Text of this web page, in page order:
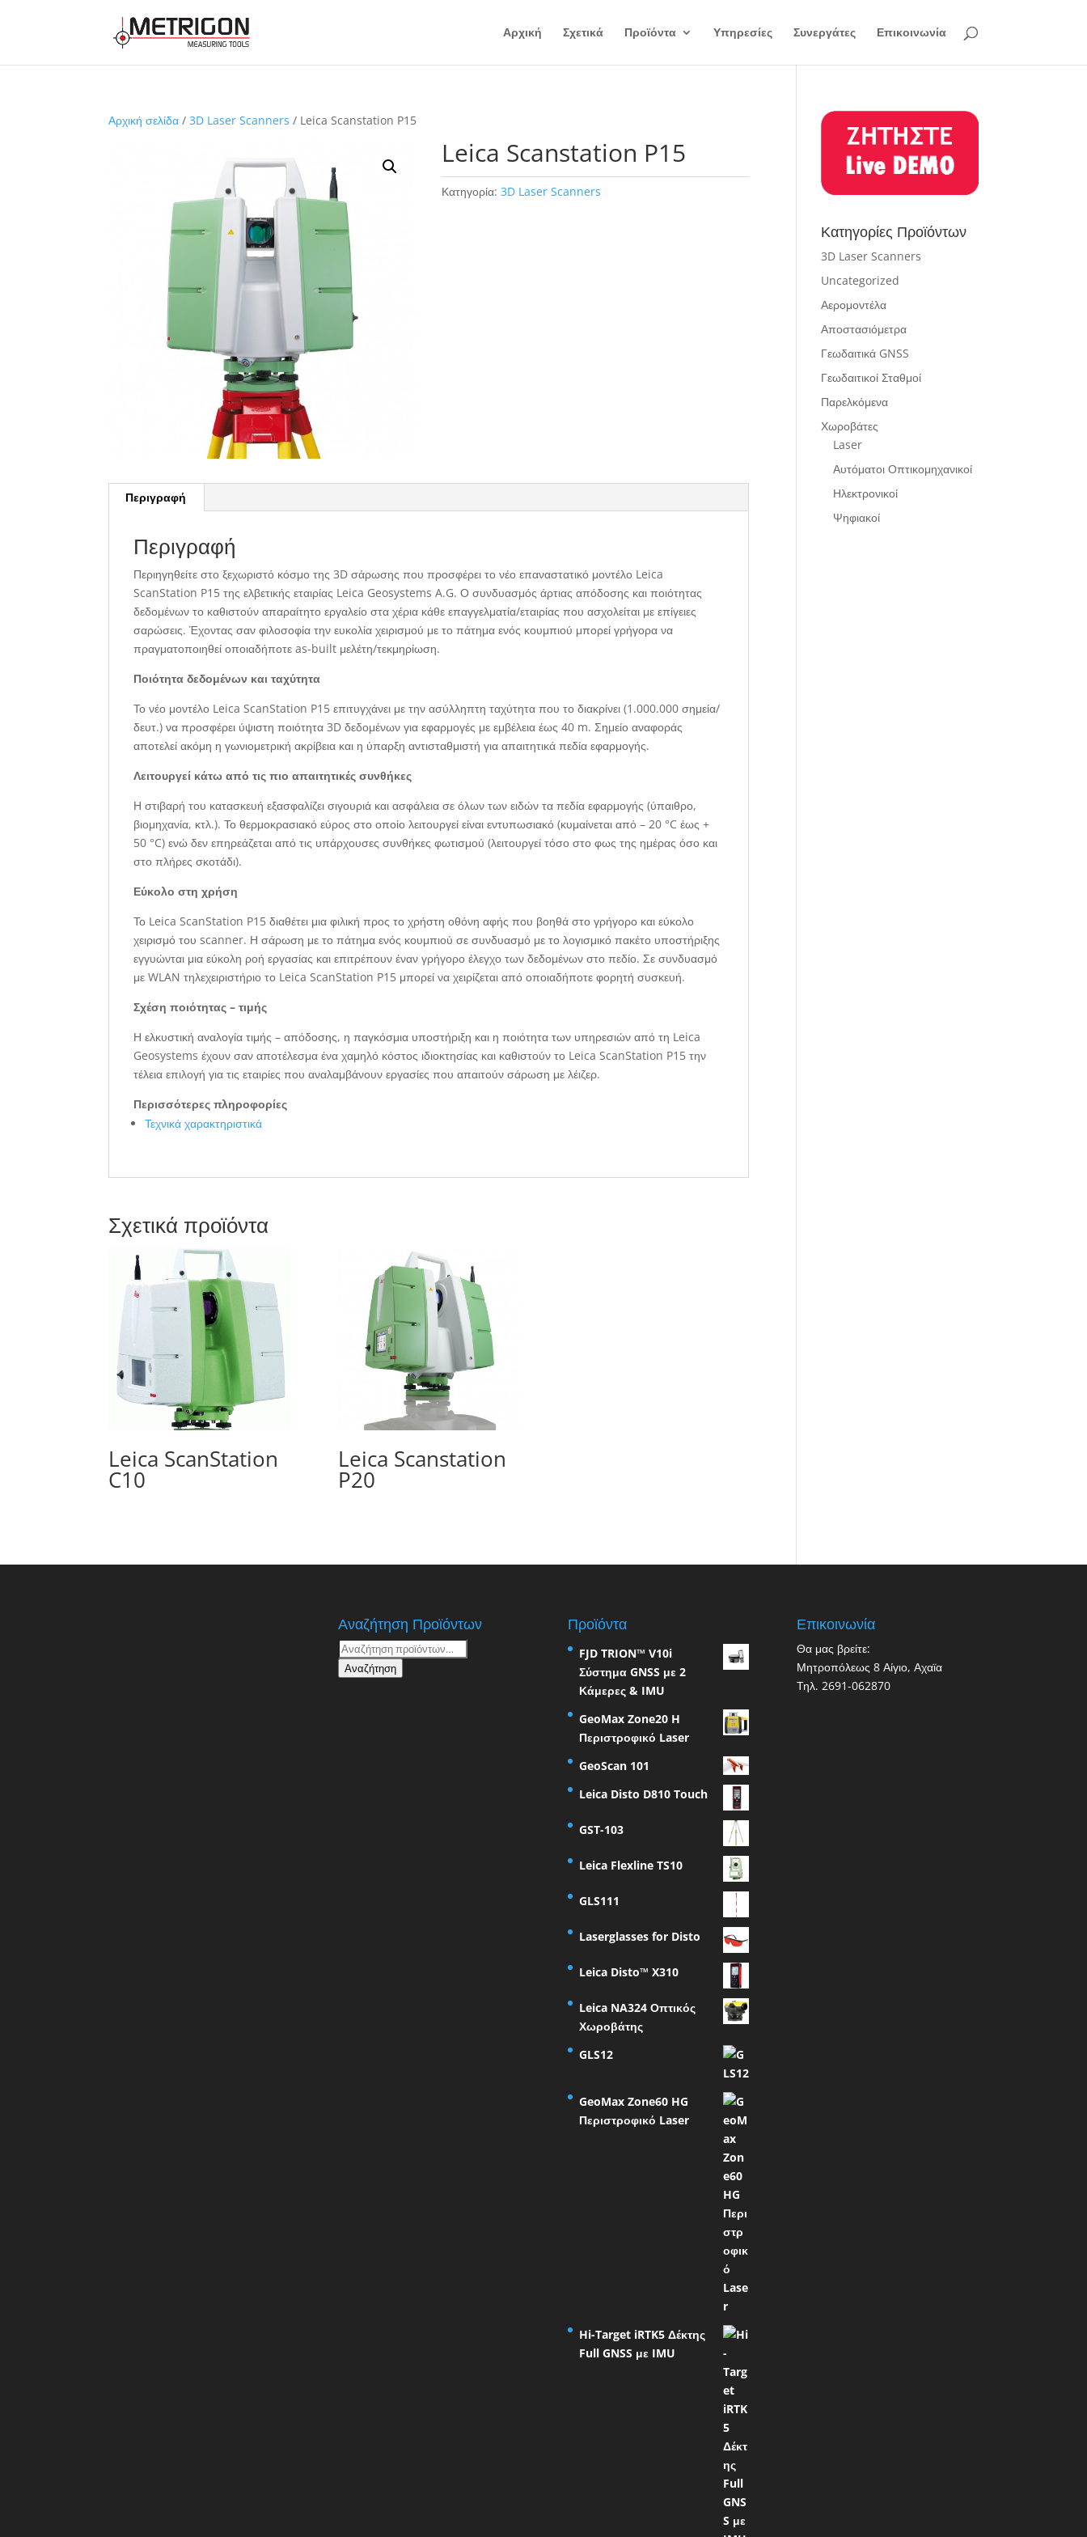
Αρχική Σχετικά Προϊόντα Υπηρεσίες Συνεργάτες Επικοινωνία
Αρχική σελίδα /3D Laser Scanners / Leica Scanstation P15
Leica Scanstation P15
Κατηγορία:3D Laser Scanners
Περιγραφή
Περιγραφή
Περιηγηθείτε στο ξεχωριστό κόσμο της 3D σάρωσης που προσφέρει το νέο επαναστατικό μοντέλο Leica
ScanStation P15 της ελβετικής εταιρίας Leica Geosystems A.G. Ο συνδυασμός άρτιας απόδοσης και ποιότητας
δεδομένων το καθιστούν απαραίτητο εργαλείο στα χέρια κάθε επαγγελματία/εταιρίας που ασχολείται με επίγειες
σαρώσεις. Έχοντας σαν φιλοσοφία την ευκολία χειρισμού με το πάτημα ενός κουμπιού μπορεί γρήγορα να
πραγματοποιηθεί οποιαδήποτε as-built μελέτη/τεκμηρίωση.
Ποιότητα δεδομένων και ταχύτητα
Το νέο μοντέλο Leica ScanStation P15 επιτυγχάνει με την ασύλληπτη ταχύτητα που το διακρίνει (1.000.000 σημεία/
δευτ.) να προσφέρει ύψιστη ποιότητα 3D δεδομένων για εφαρμογές με εμβέλεια έως 40 m. Σημείο αναφοράς
αποτελεί ακόμη η γωνιομετρική ακρίβεια και η ύπαρξη αντισταθμιστή για απαιτητικά πεδία εφαρμογής.
Λειτουργεί κάτω από τις πιο απαιτητικές συνθήκες
Η στιβαρή του κατασκευή εξασφαλίζει σιγουριά και ασφάλεια σε όλων των ειδών τα πεδία εφαρμογής (ύπαιθρο,
βιομηχανία, κτλ.). Το θερμοκρασιακό εύρος στο οποίο λειτουργεί είναι εντυπωσιακό (κυμαίνεται από – 20 °C έως +
50 °C) ενώ δεν επηρεάζεται από τις υπάρχουσες συνθήκες φωτισμού (λειτουργεί τόσο στο φως της ημέρας όσο και
στο πλήρες σκοτάδι).
Εύκολο στη χρήση
Το Leica ScanStation P15 διαθέτει μια φιλική προς το χρήστη οθόνη αφής που βοηθά στο γρήγορο και εύκολο
χειρισμό του scanner. Η σάρωση με το πάτημα ενός κουμπιού σε συνδυασμό με το λογισμικό πακέτο υποστήριξης
εγγυώνται μια εύκολη ροή εργασίας και επιτρέπουν έναν γρήγορο έλεγχο των δεδομένων στο πεδίο. Σε συνδυασμό
με WLAN τηλεχειριστήριο το Leica ScanStation P15 μπορεί να χειρίζεται από οποιαδήποτε φορητή συσκευή.
Σχέση ποιότητας – τιμής
Η ελκυστική αναλογία τιμής – απόδοσης, η παγκόσμια υποστήριξη και η ποιότητα των υπηρεσιών από τη Leica
Geosystems έχουν σαν αποτέλεσμα ένα χαμηλό κόστος ιδιοκτησίας και καθιστούν το Leica ScanStation P15 την
τέλεια επιλογή για τις εταιρίες που αναλαμβάνουν εργασίες που απαιτούν σάρωση με λέιζερ.
Περισσότερες πληροφορίες
Τεχνικά χαρακτηριστικά
Σχετικά προϊόντα
Leica ScanStation
C10
Leica Scanstation
P20
Κατηγορίες Προϊόντων
3D Laser Scanners
Uncategorized
Αερομοντέλα
Αποστασιόμετρα
Γεωδαιτικά GNSS
Γεωδαιτικοί Σταθμοί
Παρελκόμενα
Χωροβάτες
Laser
Αυτόματοι Οπτικομηχανικοί
Ηλεκτρονικοί
Ψηφιακοί
Αναζήτηση Προϊόντων
Αναζήτηση
για:
Αναζήτηση
Προϊόντα
FJD TRION™ V10i
Σύστημα GNSS με 2
Κάμερες & IMU
GeoMax Zone20 H
Περιστροφικό Laser
GeoScan 101
Leica Disto D810 Touch
GST-103
Leica Flexline TS10
GLS111
Laserglasses for Disto
Leica Disto™ X310
Leica NA324 Οπτικός
Χωροβάτης
GLS12
GeoMax Zone60 HG
Περιστροφικό Laser
Hi-Target iRTK5 Δέκτης
Full GNSS με IMU
Επικοινωνία
Θα μας βρείτε:
Μητροπόλεως 8 Αίγιο, Αχαϊα
Τηλ. 2691-062870